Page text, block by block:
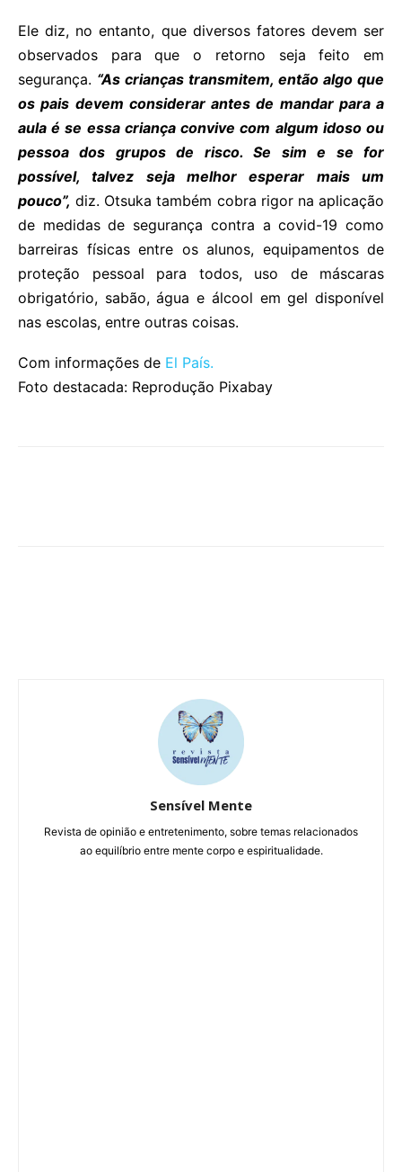
Ele diz, no entanto, que diversos fatores devem ser
observados para que o retorno seja feito em
segurança. “As crianças transmitem, então algo que
os pais devem considerar antes de mandar para a
aula é se essa criança convive com algum idoso ou
pessoa dos grupos de risco. Se sim e se for
possível, talvez seja melhor esperar mais um
pouco”, diz. Otsuka também cobra rigor na aplicação
de medidas de segurança contra a covid-19 como
barreiras físicas entre os alunos, equipamentos de
proteção pessoal para todos, uso de máscaras
obrigatório, sabão, água e álcool em gel disponível
nas escolas, entre outras coisas.
Com informações de El País.
Foto destacada: Reprodução Pixabay
Sensível Mente
Revista de opinião e entretenimento, sobre temas relacionados
ao equilíbrio entre mente corpo e espiritualidade.